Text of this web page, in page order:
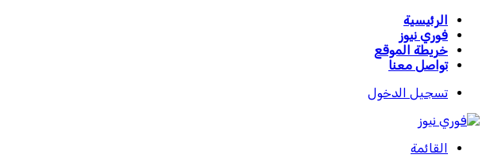
الرئيسية
فوري نيوز
خريطة الموقع
تواصل معنا
تسجيل الدخول
القائمة